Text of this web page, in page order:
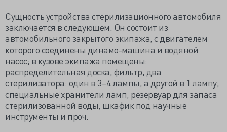
Сущность устройства стерилизационного автомобиля
заключается в следующем. Он состоит из
автомобильного закрытого экипажа, с двигателем
которого соединены динамо-машина и водяной
насос; в кузове экипажа помещены:
распределительная доска, фильтр, два
стерилизатора: один в 3–4 лампы, а другой в 1 лампу;
специальные хранители ламп, резервуар для запаса
стерилизованной воды, шкафик под научные
инструменты и проч.